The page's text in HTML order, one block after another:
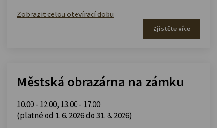
Zobrazit celou otevírací dobu
Zjistěte více
Městská obrazárna na zámku
10.00 - 12.00, 13.00 - 17.00
(platné od 1. 6. 2026 do 31. 8. 2026)